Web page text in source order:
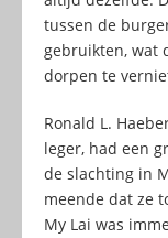
tussen de
gebruikten, wat
dorpen te
Ronald L.
leger, had een
de slachting in
meende dat ze
My Lai was